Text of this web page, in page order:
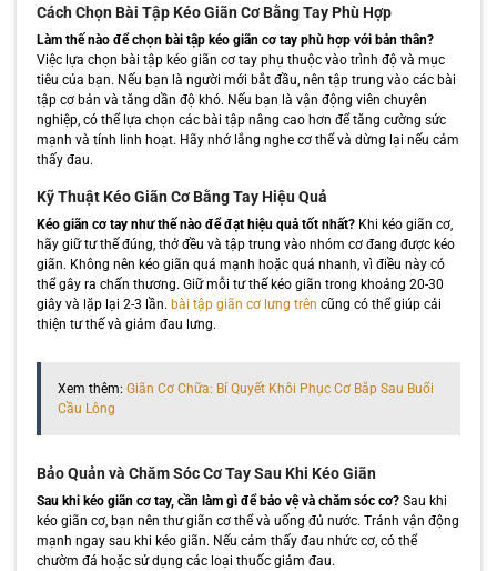
Cách Chọn Bài Tập Kéo Giãn Cơ Bằng Tay Phù Hợp
Làm thế nào để chọn bài tập kéo giãn cơ tay phù hợp với bản thân?
Việc lựa chọn bài tập kéo giãn cơ tay phụ thuộc vào trình độ và mục
tiêu của bạn. Nếu bạn là người mới bắt đầu, nên tập trung vào các bài
tập cơ bản và tăng dần độ khó. Nếu bạn là vận động viên chuyên
nghiệp, có thể lựa chọn các bài tập nâng cao hơn để tăng cường sức
mạnh và tính linh hoạt. Hãy nhớ lắng nghe cơ thể và dừng lại nếu cảm
thấy đau.
Kỹ Thuật Kéo Giãn Cơ Bằng Tay Hiệu Quả
Kéo giãn cơ tay như thế nào để đạt hiệu quả tốt nhất?Khi kéo giãn cơ,
hãy giữ tư thế đúng, thở đều và tập trung vào nhóm cơ đang được kéo
giãn. Không nên kéo giãn quá mạnh hoặc quá nhanh, vì điều này có
thể gây ra chấn thương. Giữ mỗi tư thế kéo giãn trong khoảng 20-30
giây và lặp lại 2-3 lần. bài tập giãn cơ lưng trên cũng có thể giúp cải
thiện tư thế và giảm đau lưng.
Xem thêm: Giãn Cơ Chữa: Bí Quyết Khôi Phục Cơ Bắp Sau Buổi
Cầu Lông
Bảo Quản và Chăm Sóc Cơ Tay Sau Khi Kéo Giãn
Sau khi kéo giãn cơ tay, cần làm gì để bảo vệ và chăm sóc cơ?Sau khi
kéo giãn cơ, bạn nên thư giãn cơ thể và uống đủ nước. Tránh vận động
mạnh ngay sau khi kéo giãn. Nếu cảm thấy đau nhức cơ, có thể
chườm đá hoặc sử dụng các loại thuốc giảm đau.